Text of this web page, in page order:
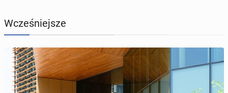
Wcześniejsze